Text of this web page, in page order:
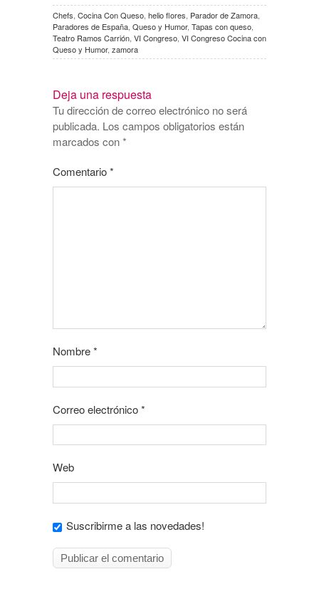
Chefs Cocina Con Queso helio flores Parador de Zamora
Paradores de España Queso y Humor, Tapas con queso
Teatro Ramos Carrión VI Congreso VI Congreso Cocina con
Queso y Humor, zamora
Deja una respuesta
Tu dirección de correo electrónico no será
publicada. Los campos obligatorios están
marcados con*
Comentario*
Nombre*
Correo electrónico*
Web
Suscribirme a las novedades!